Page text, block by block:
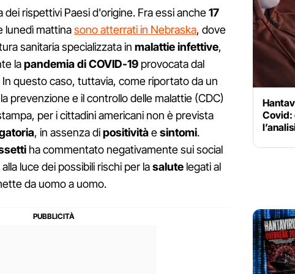
dei rispettivi Paesi d'origine. Fra essi anche17
lunedì mattinasono atterrati in Nebraska, dove
sanitaria specializzata in malattie infettive,
lapandemia di COVID-19 provocata dal
In questo caso, tuttavia, come riportato da un
prevenzione e il controllo delle malattie (CDC)
per i cittadini americani non è prevista
, in assenza dipositivitàesintomi.
ha commentato negativamente sui social
luce dei possibili rischi per lasalute legati al
da uomo a uomo.
Covid: